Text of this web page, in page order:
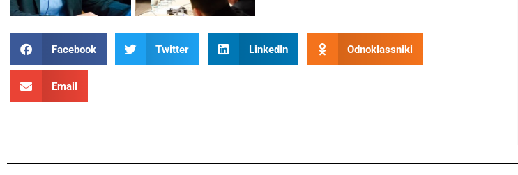
Facebook Twitter LinkedIn Odnoklassniki
Email